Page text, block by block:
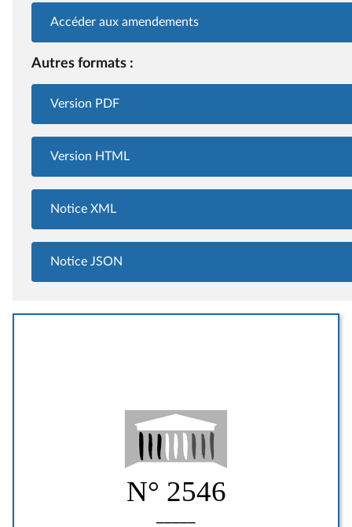
Accéder aux amendements
Autres formats :
Version PDF
Version HTML
Notice XML
Notice JSON